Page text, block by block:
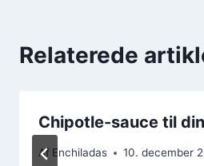
Relaterede
Chipotle-sauce til
Af Enchiladas 10. december